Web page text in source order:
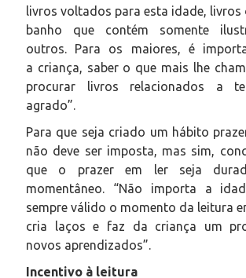
livros voltados para esta idade, livros
banho que contém somente
outros. Para os maiores, é
a criança, saber o que mais lhe
procurar livros relacionados a
agrado”.
Para que seja criado um hábito
não deve ser imposta, mas sim,
que o prazer em ler seja
momentâneo. “Não importa a
sempre válido o momento da leitura
cria laços e faz da criança um
novos aprendizados”.
Incentivo à leitura